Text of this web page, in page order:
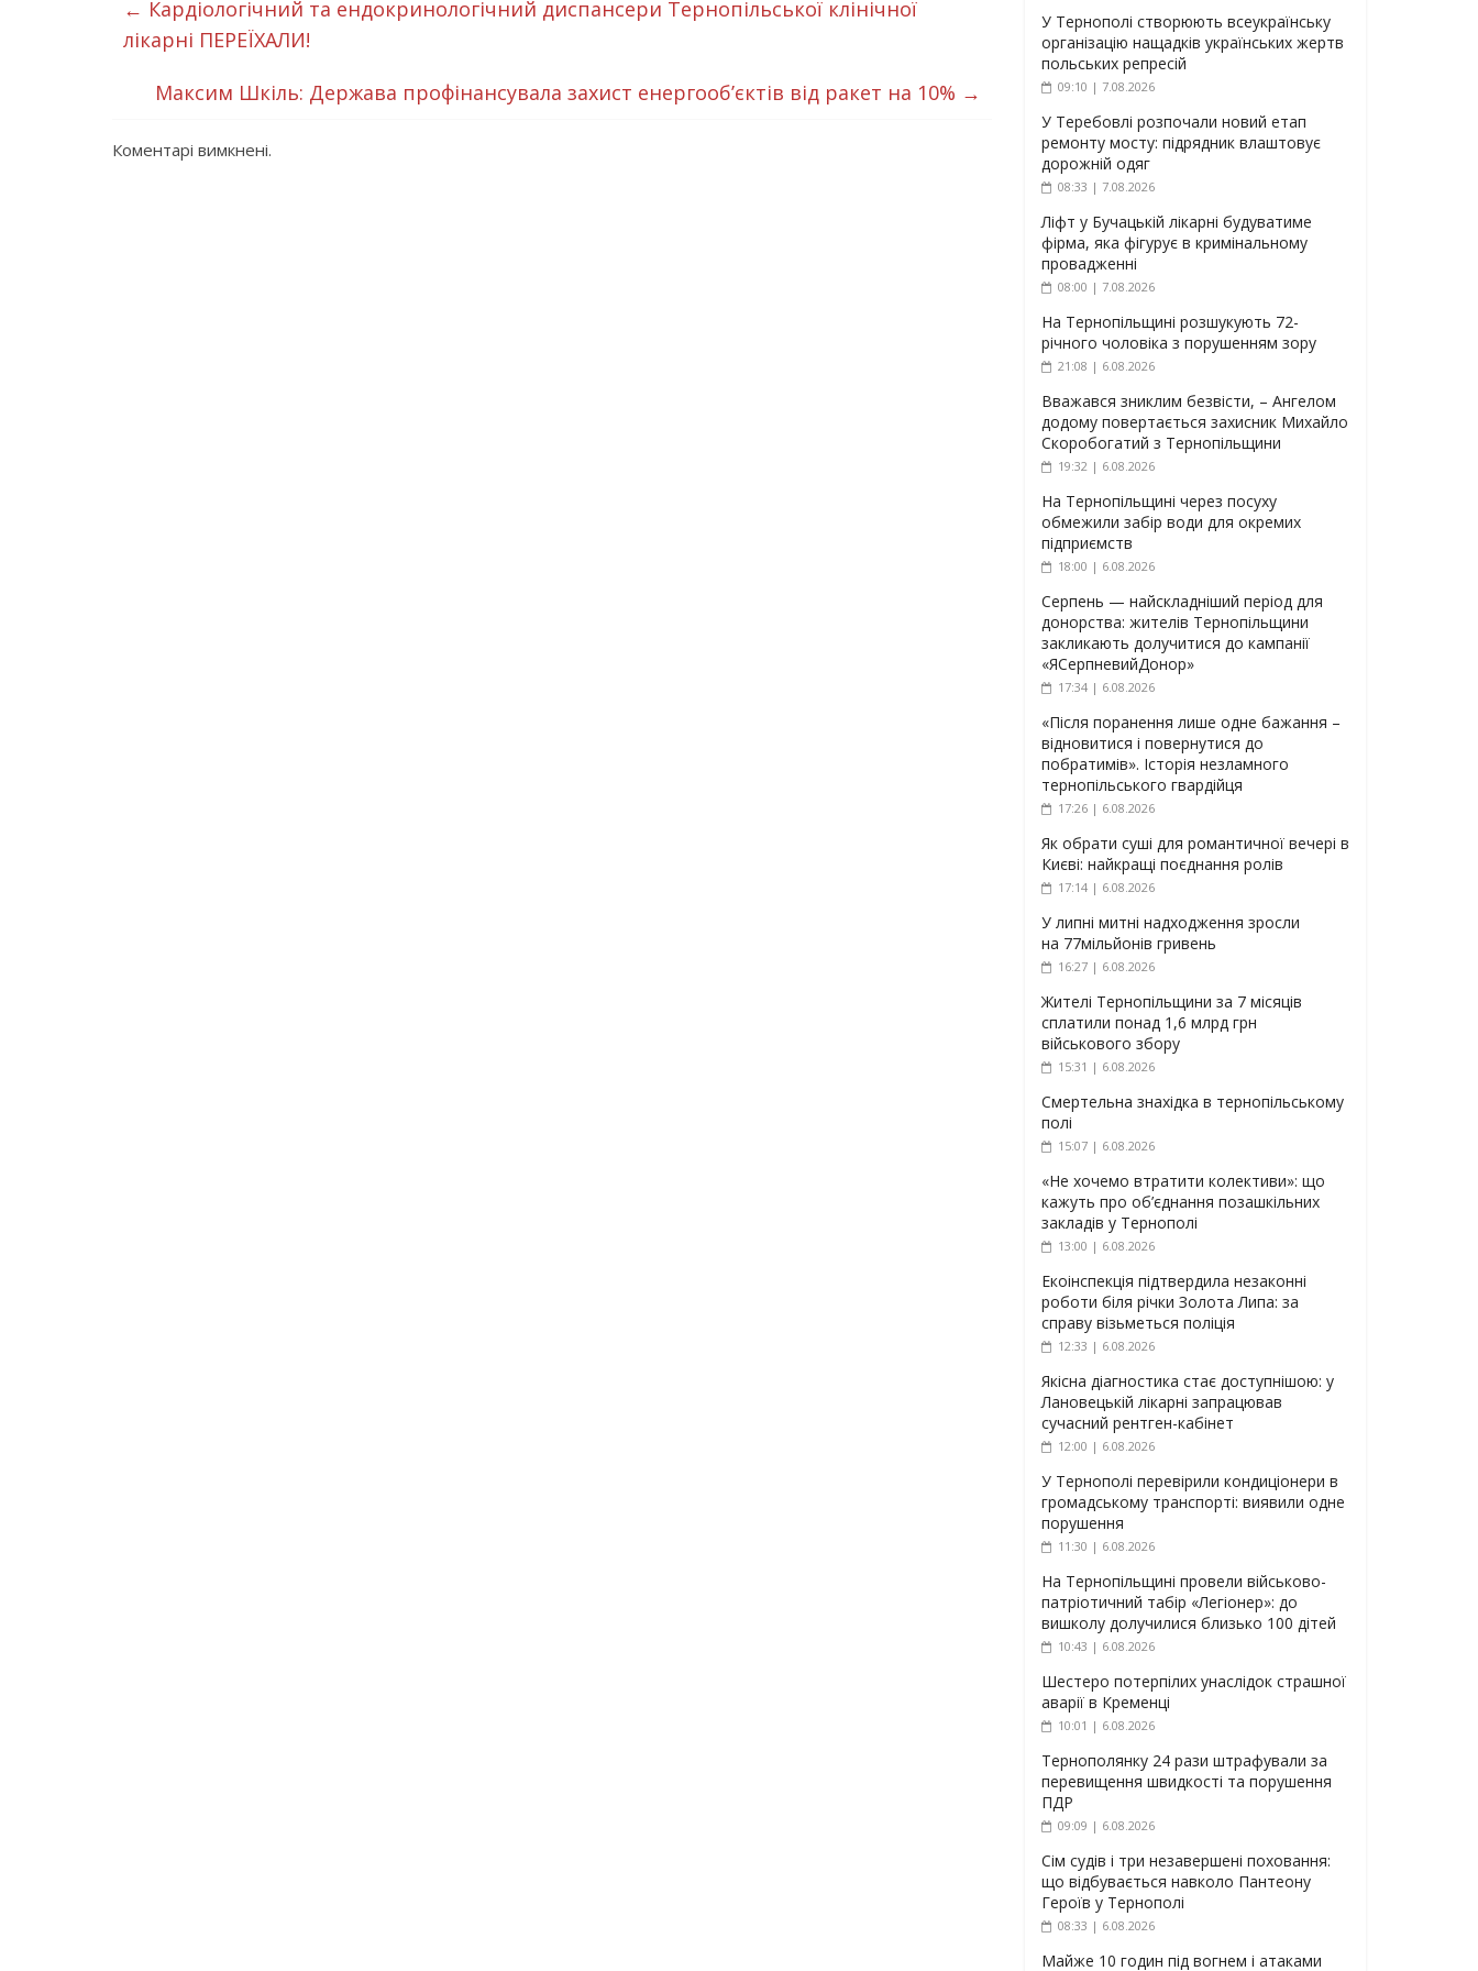
← Кардіологічний та ендокринологічний диспансери Тернопільської клінічної
лікарні ПЕРЕЇХАЛИ!
Максим Шкіль: Держава профінансувала захист енергооб’єктів від ракет на 10% →
Коментарі вимкнені.
У Тернополі створюють всеукраїнську
організацію нащадків українських жертв
польських репресій
09:10 | 7.08.2026
У Теребовлі розпочали новий етап
ремонту мосту: підрядник влаштовує
дорожній одяг
08:33 | 7.08.2026
Ліфт у Бучацькій лікарні будуватиме
фірма, яка фігурує в кримінальному
провадженні
08:00 | 7.08.2026
На Тернопільщині розшукують 72-
річного чоловіка з порушенням зору
21:08 | 6.08.2026
Вважався зниклим безвісти, – Ангелом
додому повертається захисник Михайло
Скоробогатий з Тернопільщини
19:32 | 6.08.2026
На Тернопільщині через посуху
обмежили забір води для окремих
підприємств
18:00 | 6.08.2026
Серпень — найскладніший період для
донорства: жителів Тернопільщини
закликають долучитися до кампанії
«ЯСерпневийДонор»
17:34 | 6.08.2026
«Після поранення лише одне бажання –
відновитися і повернутися до
побратимів». Історія незламного
тернопільського гвардійця
17:26 | 6.08.2026
Як обрати суші для романтичної вечері в
Києві: найкращі поєднання ролів
17:14 | 6.08.2026
У липні митні надходження зросли
на 77мільйонів гривень
16:27 | 6.08.2026
Жителі Тернопільщини за 7 місяців
сплатили понад 1,6 млрд грн
військового збору
15:31 | 6.08.2026
Смертельна знахідка в тернопільському
полі
15:07 | 6.08.2026
«Не хочемо втратити колективи»: що
кажуть про об’єднання позашкільних
закладів у Тернополі
13:00 | 6.08.2026
Екоінспекція підтвердила незаконні
роботи біля річки Золота Липа: за
справу візьметься поліція
12:33 | 6.08.2026
Якісна діагностика стає доступнішою: у
Лановецькій лікарні запрацював
сучасний рентген-кабінет
12:00 | 6.08.2026
У Тернополі перевірили кондиціонери в
громадському транспорті: виявили одне
порушення
11:30 | 6.08.2026
На Тернопільщині провели військово-
патріотичний табір «Легіонер»: до
вишколу долучилися близько 100 дітей
10:43 | 6.08.2026
Шестеро потерпілих унаслідок страшної
аварії в Кременці
10:01 | 6.08.2026
Тернополянку 24 рази штрафували за
перевищення швидкості та порушення
ПДР
09:09 | 6.08.2026
Сім судів і три незавершені поховання:
що відбувається навколо Пантеону
Героїв у Тернополі
08:33 | 6.08.2026
Майже 10 годин під вогнем і атаками